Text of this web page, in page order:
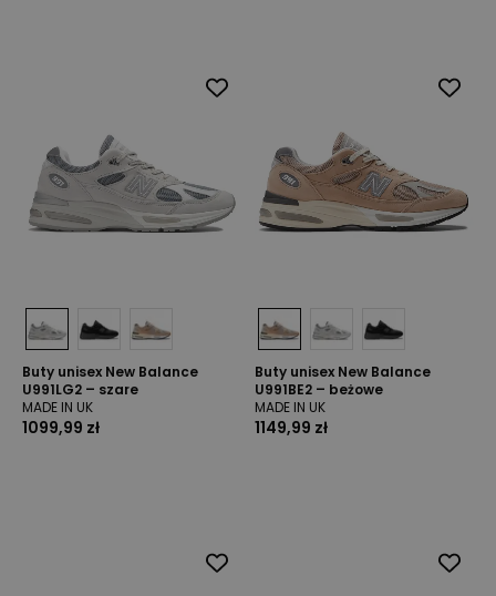
Buty unisex New Balance
U991LG2 – szare
MADE IN UK
1099,99 zł
Buty unisex New Balance
U991BE2 – beżowe
MADE IN UK
1149,99 zł